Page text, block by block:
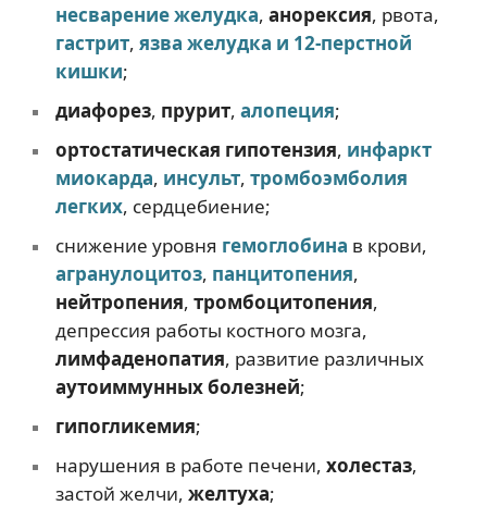
несварение желудка, анорексия, рвота,
гастрит, язва желудка и 12-перстной
кишки;
диафорез, прурит, алопеция;
ортостатическая гипотензия, инфаркт
миокарда, инсульт, тромбоэмболия
легких, сердцебиение;
снижение уровня гемоглобина в крови,
агранулоцитоз, панцитопения,
нейтропения, тромбоцитопения,
депрессия работы костного мозга,
лимфаденопатия, развитие различных
аутоиммунных болезней;
гипогликемия;
нарушения в работе печени, холестаз,
застой желчи, желтуха;